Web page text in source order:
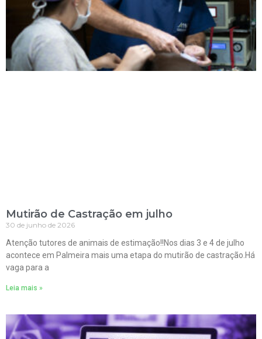
Mutirão de Castração em julho
30 de junho de 2026
Atenção tutores de animais de estimação!!Nos dias 3 e 4 de julho
acontece em Palmeira mais uma etapa do mutirão de castração.Há
vaga para a
Leia mais »